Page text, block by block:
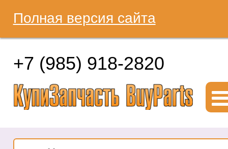
Полная версия сайта
+7 (985) 918-2820